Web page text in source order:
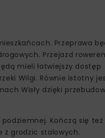
Przeprawa
Przejazd
mieli łatwiejszy dostęp
Wilgi. Równie istotny
Wisły dzięki
Kończą się
z grodzic stalowych.